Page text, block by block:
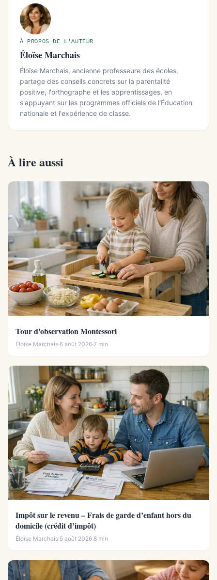
À PROPOS DE L'AUTEUR
Éloïse Marchais
Éloïse Marchais, ancienne professeure des écoles,
partage des conseils concrets sur la parentalité
positive, l'orthographe et les apprentissages, en
s'appuyant sur les programmes officiels de l'Éducation
nationale et l'expérience de classe.
À lire aussi
Tour d'observation Montessori
Éloïse Marchais·6 août 2026·7 min
Impôt sur le revenu – Frais de garde d’enfant hors du
domicile (crédit d’impôt)
Éloïse Marchais·5 août 2026·8 min